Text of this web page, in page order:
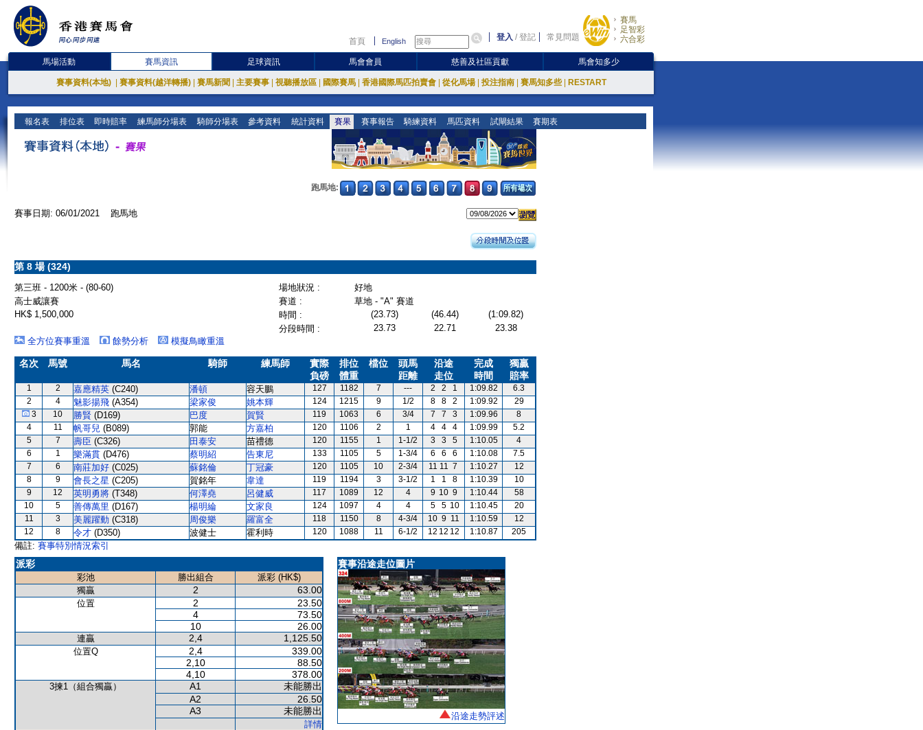
首頁 English 登入 /登記 常見問題
賽馬
足智彩
六合彩
馬場活動 賽馬資訊 足球資訊 馬會會員 慈善及社區貢獻 馬會知多少
賽事資料(本地) 賽事資料(越洋轉播) 賽馬新聞 主要賽事 視聽播放區 國際賽馬 香港國際馬匹拍賣會 從化馬場 投注指南 賽馬知多些 RESTART
報名表 排位表 即時賠率 練馬師分場表 騎師分場表 參考資料 統計資料 賽果 賽事報告 騎練資料 馬匹資料 試閘結果 賽期表
跑馬地:
賽事日期: 06/01/2021 跑馬地
第 8 場 (324)
第三班 - 1200米 - (80-60) 場地狀況 :
好地
高士威讓賽
賽道 :
草地 - "A" 賽道
HK$ 1,500,000
時間 : (23.73) (46.44)
(1:09.82)
分段時間 :
23.73 22.71
23.38
全方位賽事重溫
餘勢分析 模擬鳥瞰重溫
名次 馬號 馬名 騎師 練馬師
實際
負磅
排位
體重
檔位
頭馬
距離
沿途
走位
完成
時間
獨贏
賠率
1 2 嘉應精英 (C240) 潘頓 容天鵬 127 1182 7 --- 2 2 1 1:09.82
6.3
2
4 魅影揚飛 (A354) 梁家俊 姚本輝 124 1215 9 1/2 8 8 2 1:09.92
29
3
10 勝賢 (D169) 巴度 賀賢 119 1063 6 3/4 7 7 3 1:09.96
8
4
11 帆哥兒 (B089) 郭能 方嘉柏 120 1106 2 1 4 4 4 1:09.99
5.2
5
7 壽臣 (C326) 田泰安 苗禮德 120 1155 1 1-1/2 3 3 5 1:10.05
4
6
1 樂滿貫 (D476) 蔡明紹 告東尼 133 1105 5 1-3/4 6 6 6 1:10.08
7.5
7
6 南莊加好 (C025) 蘇銘倫 丁冠豪 120 1105 10 2-3/4 11 11 7 1:10.27
12
8
9 會長之星 (C205) 賀銘年 韋達 119 1194 3 3-1/2 1 1 8 1:10.39
10
9
12 英明勇將 (T348) 何澤堯 呂健威 117 1089 12 4 9 10 9 1:10.44
58
10
5 善傳萬里 (D167) 楊明綸 文家良 124 1097 4 4 5 5 10 1:10.45
20
11
3 美麗躍動 (C318) 周俊樂 羅富全 118 1150 8 4-3/4 10 9 11 1:10.59
12
12
8 令才 (D350) 波健士 霍利時 120 1088 11 6-1/2 12 12 12 1:10.87 205
備註: 賽事特別情況索引
派彩
彩池 勝出組合
派彩 (HK$)
獨贏
2 63.00
位置 2
23.50
4
73.50
10
26.00
連贏 2,4 1,125.50
位置Q 2,4
339.00
2,10
88.50
4,10
378.00
3揀1（組合獨贏） A1
未能勝出
A2
26.50
A3
未能勝出
詳情
賽事沿途走位圖片
沿途走勢評述